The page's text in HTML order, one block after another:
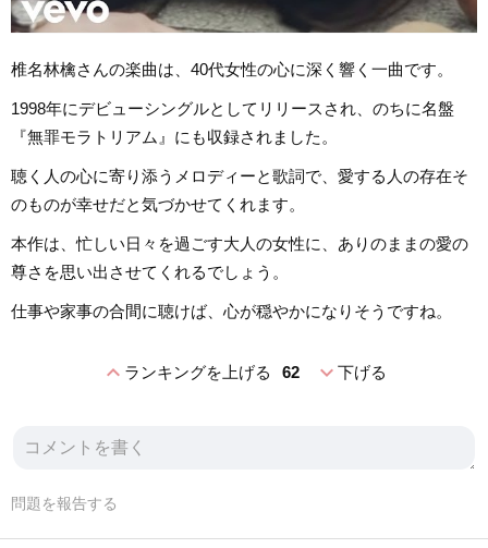
椎名林檎さんの楽曲は、40代女性の心に深く響く一曲です。
1998年にデビューシングルとしてリリースされ、のちに名盤
『無罪モラトリアム』にも収録されました。
聴く人の心に寄り添うメロディーと歌詞で、愛する人の存在そ
のものが幸せだと気づかせてくれます。
本作は、忙しい日々を過ごす大人の女性に、ありのままの愛の
尊さを思い出させてくれるでしょう。
仕事や家事の合間に聴けば、心が穏やかになりそうですね。
expand_lessランキングを上げる 62 expand_more下げる
問題を報告する